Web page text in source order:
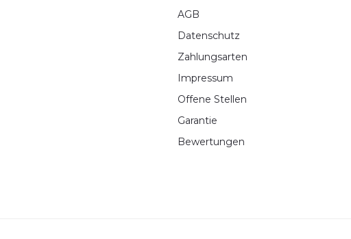
AGB
Datenschutz
Zahlungsarten
Impressum
Offene Stellen
Garantie
Bewertungen